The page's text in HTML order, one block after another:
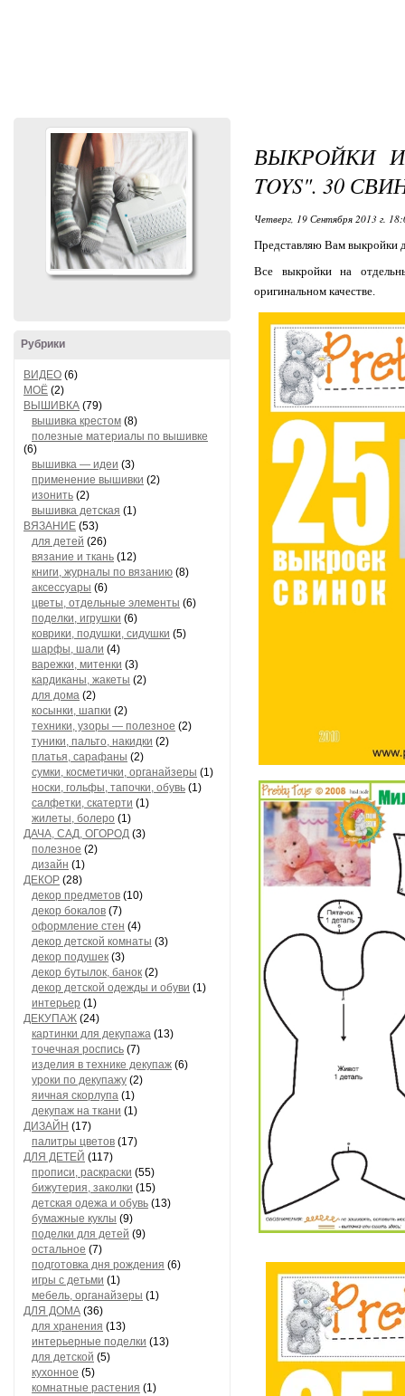
Рубрики
ВИДЕО (6)
МОЁ (2)
ВЫШИВКА (79)
вышивка крестом (8)
полезные материалы по вышивке
(6)
вышивка — идеи (3)
применение вышивки (2)
изонить (2)
вышивка детская (1)
ВЯЗАНИЕ (53)
для детей (26)
вязание и ткань (12)
книги, журналы по вязанию (8)
аксессуары (6)
цветы, отдельные элементы (6)
поделки, игрушки (6)
коврики, подушки, сидушки (5)
шарфы, шали (4)
варежки, митенки (3)
кардиканы, жакеты (2)
для дома (2)
косынки, шапки (2)
техники, узоры — полезное (2)
туники, пальто, накидки (2)
платья, сарафаны (2)
сумки, косметички, органайзеры (1)
носки, гольфы, тапочки, обувь (1)
салфетки, скатерти (1)
жилеты, болеро (1)
ДАЧА, САД, ОГОРОД (3)
полезное (2)
дизайн (1)
ДЕКОР (28)
декор предметов (10)
декор бокалов (7)
оформление стен (4)
декор детской комнаты (3)
декор подушек (3)
декор бутылок, банок (2)
декор детской одежды и обуви (1)
интерьер (1)
ДЕКУПАЖ (24)
картинки для декупажа (13)
точечная роспись (7)
изделия в технике декупаж (6)
уроки по декупажу (2)
яичная скорлупа (1)
декупаж на ткани (1)
ДИЗАЙН (17)
палитры цветов (17)
ДЛЯ ДЕТЕЙ (117)
прописи, раскраски (55)
бижутерия, заколки (15)
детская одежа и обувь (13)
бумажные куклы (9)
поделки для детей (9)
остальное (7)
подготовка дня рождения (6)
игры с детьми (1)
мебель, органайзеры (1)
ДЛЯ ДОМА (36)
для хранения (13)
интерьерные поделки (13)
для детской (5)
кухонное (5)
комнатные растения (1)
ВЫКРОЙКИ
TOYS". 30
Четверг, 19 Сентября 2013 г.
Представляю Вам выкройки
Все выкройки на
оригинальном качестве.